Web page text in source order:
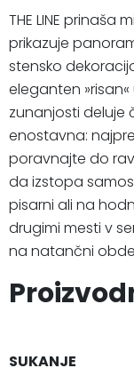
THE LINE prinaša
prikazuje
stensko
eleganten
zunanjosti deluje
enostavna:
poravnajte do
da izstopa
pisarni ali na
drugimi mesti v
na natančni
SUKANJE